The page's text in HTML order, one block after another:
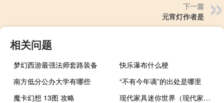
下一篇
元宵灯作者是
相关问题
梦幻西游最强法师套路装备
快乐瀑布什么梗
南方低分公办大学有哪些
“不有今年谪”的出处是哪里
魔卡幻想 13图 攻略
现代家具迷你世界（现代家具）